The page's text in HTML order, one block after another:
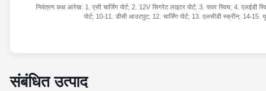
नियंत्रण कक्ष आरेख: 1. एसी चार्जिंग पोर्ट; 2. 12V सिगरेट लाइटर पोर्ट; 3. पावर स्विच; 4.
पोर्ट; 10-11. डीसी आउटपुट; 12. चार्जिंग पोर्ट; 13. एलसीडी स्क्रीन;
संबंधित उत्पाद